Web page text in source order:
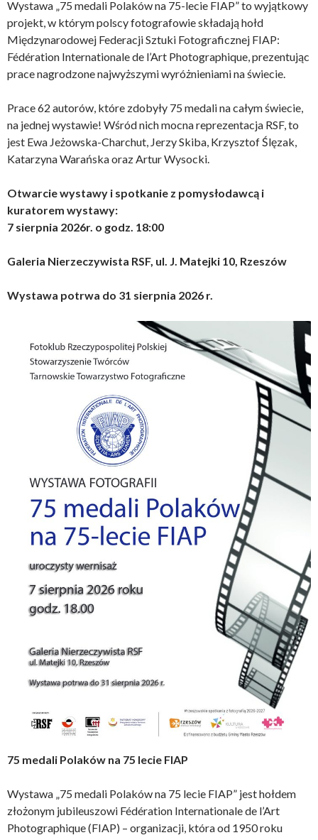
Wystawa „75 medali Polaków na 75-lecie FIAP” to wyjątkowy
projekt, w którym polscy fotografowie składają hołd
Międzynarodowej Federacji Sztuki Fotograficznej FIAP:
Fédération Internationale de l’Art Photographique, prezentując
prace nagrodzone najwyższymi wyróżnieniami na świecie.
Prace 62 autorów, które zdobyły 75 medali na całym świecie,
na jednej wystawie! Wśród nich mocna reprezentacja RSF, to
jest Ewa Jeżowska-Charchut, Jerzy Skiba, Krzysztof Ślęzak,
Katarzyna Warańska oraz Artur Wysocki.
Otwarcie wystawy i spotkanie z pomysłodawcą i
kuratorem wystawy:
7 sierpnia 2026r. o godz. 18:00
Galeria Nierzeczywista RSF, ul. J. Matejki 10, Rzeszów
Wystawa potrwa do 31 sierpnia 2026 r.
75 medali Polaków na 75 lecie FIAP
Wystawa „75 medali Polaków na 75 lecie FIAP” jest hołdem
złożonym jubileuszowi Fédération Internationale de l’Art
Photographique (FIAP) – organizacji, która od 1950 roku